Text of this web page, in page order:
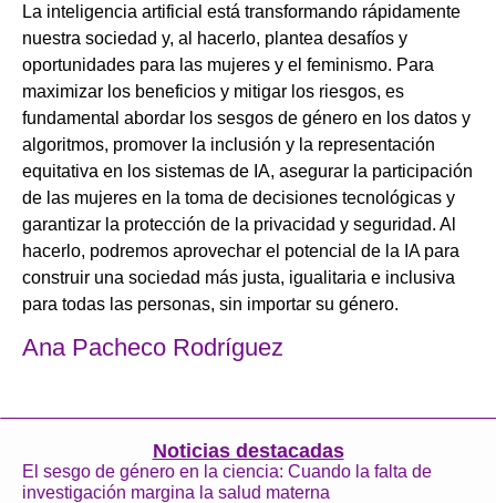
La inteligencia artificial está transformando rápidamente
nuestra sociedad y, al hacerlo, plantea desafíos y
oportunidades para las mujeres y el feminismo. Para
maximizar los beneficios y mitigar los riesgos, es
fundamental abordar los sesgos de género en los datos y
algoritmos, promover la inclusión y la representación
equitativa en los sistemas de IA, asegurar la participación
de las mujeres en la toma de decisiones tecnológicas y
garantizar la protección de la privacidad y seguridad. Al
hacerlo, podremos aprovechar el potencial de la IA para
construir una sociedad más justa, igualitaria e inclusiva
para todas las personas, sin importar su género.
Ana Pacheco Rodríguez
Noticias destacadas
El sesgo de género en la ciencia: Cuando la falta de
investigación margina la salud materna